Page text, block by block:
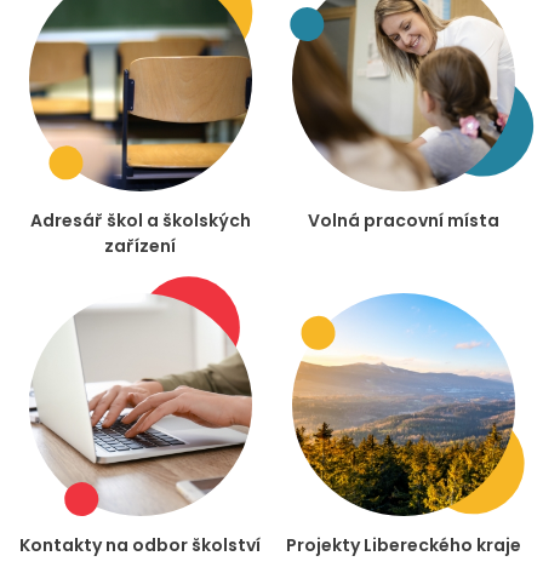
Adresář škol a školských
zařízení
Volná pracovní místa
Kontakty na odbor školství Projekty Libereckého kraje